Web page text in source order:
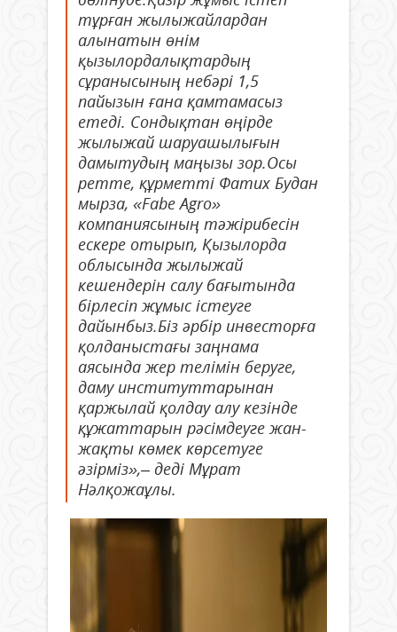
тұрған жылыжайлардан
алынатын өнім
қызылордалықтардың
сұранысының небәрі 1,5
пайызын ғана қамтамасыз
етеді. Сондықтан өңірде
жылыжай шаруашылығын
дамытудың маңызы зор.Осы
ретте, құрметті Фатих Будан
мырза, «Fabe Agro»
компаниясының тәжірибесін
ескере отырып, Қызылорда
облысында жылыжай
кешендерін салу бағытында
бірлесіп жұмыс істеуге
дайынбыз.Біз әрбір инвесторға
қолданыстағы заңнама
аясында жер телімін беруге,
даму институттарынан
қаржылай қолдау алу кезінде
құжаттарын рәсімдеуге жан-
жақты көмек көрсетуге
әзірміз»,– деді Мұрат
Нәлқожаұлы.